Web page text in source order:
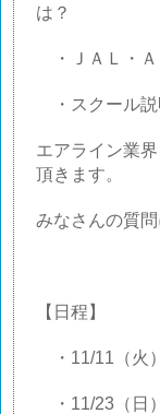
は？
・ＪＡＬ・Ａ
・スクール説
エアライン業
頂きます。
みなさんの質
【日程】
・ 11/11 （火）
・ 11/23 （日）